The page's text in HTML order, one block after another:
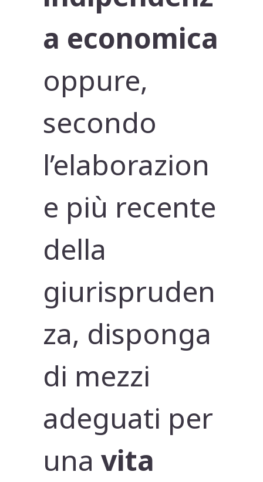
a economica
oppure,
secondo
l’elaborazion
e più recente
della
giurispruden
za, disponga
di mezzi
adeguati per
unavita